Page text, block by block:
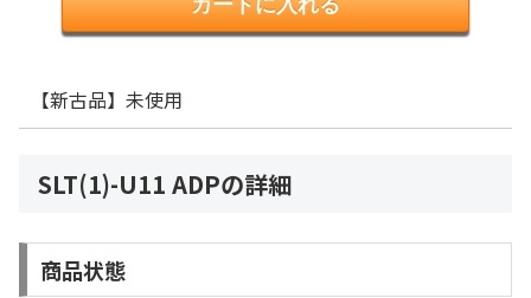
【新古品】未使用
SLT(1)-U11 ADPの詳細
商品状態